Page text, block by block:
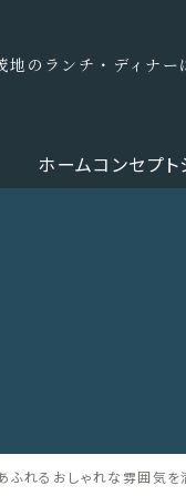
のランチ・ディナー
ホームコンセプト
ふれるおしゃれな雰囲気を